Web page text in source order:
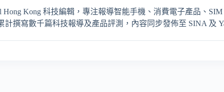
Hong Kong 科技編輯，專注報導智能手機、消費電子產品、
計撰寫數千篇科技報導及產品評測，內容同步發佈至 SINA 及